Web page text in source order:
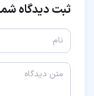
ثبت دیدگاه